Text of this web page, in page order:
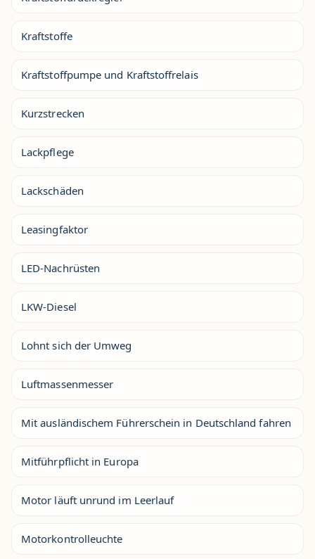
Kraftstoffe
Kraftstoffpumpe und Kraftstoffrelais
Kurzstrecken
Lackpflege
Lackschäden
Leasingfaktor
LED-Nachrüsten
LKW-Diesel
Lohnt sich der Umweg
Luftmassenmesser
Mit ausländischem Führerschein in Deutschland fahren
Mitführpflicht in Europa
Motor läuft unrund im Leerlauf
Motorkontrolleuchte